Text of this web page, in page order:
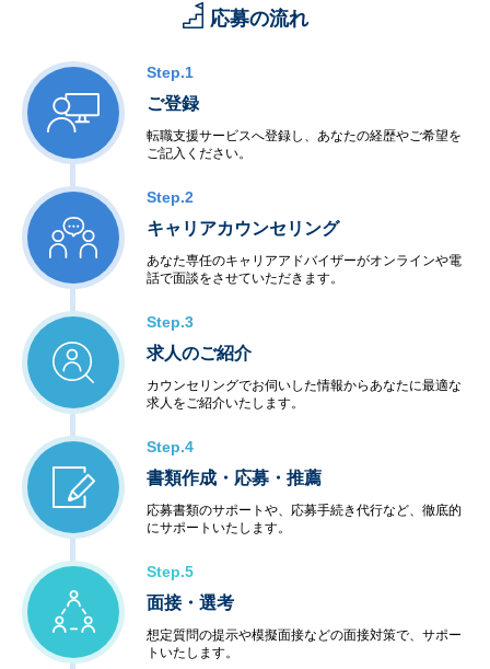
応募の流れ
Step.1
ご登録
転職支援サービスへ登録し、あなたの経歴やご希望を
ご記入ください。
Step.2
キャリアカウンセリング
あなた専任のキャリアアドバイザーがオンラインや電
話で面談をさせていただきます。
Step.3
求人のご紹介
カウンセリングでお伺いした情報からあなたに最適な
求人をご紹介いたします。
Step.4
書類作成・応募・推薦
応募書類のサポートや、応募手続き代行など、徹底的
にサポートいたします。
Step.5
面接・選考
想定質問の提示や模擬面接などの面接対策で、サポー
トいたします。